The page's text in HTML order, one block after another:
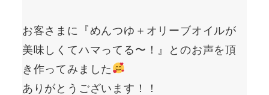
お客さまに『めんつゆ＋オリーブオイルが
美味しくてハマってる〜！』とのお声を頂
き作ってみました
ありがとうございます！！